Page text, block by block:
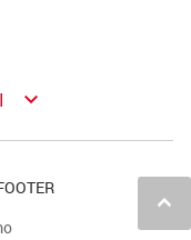
keyboard_arrow_down
keyboard_arrow_up